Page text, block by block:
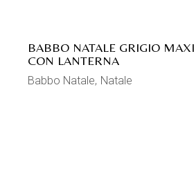
BABBO NATALE GRIGIO MAXI
CON LANTERNA
Babbo Natale Natale